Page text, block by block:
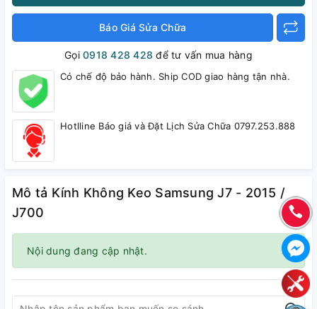
Báo Giá Sửa Chữa
Gọi0918 428 428 để tư vấn mua hàng
Có chế độ bảo hành. Ship COD giao hàng tận nhà.
Hotlline Báo giá và Đặt Lịch Sửa Chữa 0797.253.888
Mô tả Kính Không Keo Samsung J7 - 2015 /
J700
×
Nội dung đang cập nhật.